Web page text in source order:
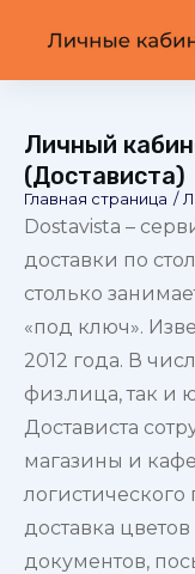
Личный
(Достависта)
Главная страница /
Dostavista –
доставки по
столько
«под ключ».
2012 года. В
физ.лица, так и
Достависта
магазины и
логистического
доставка
документов,